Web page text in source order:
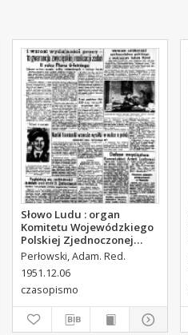
Słowo Ludu : organ
Komitetu Wojewódzkiego
Polskiej Zjednoczonej
Partii Robotniczej, 1951,
R.3, nr 315
Perłowski, Adam. Red.
1951.12.06
czasopismo